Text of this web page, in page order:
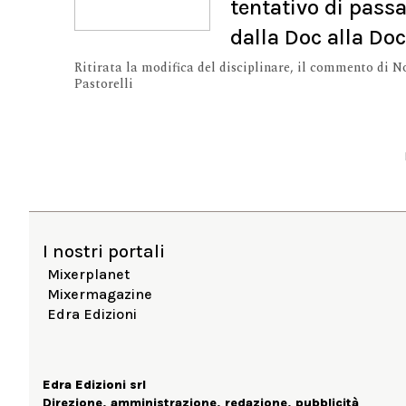
tentativo di
dalla Doc alla
Ritirata la modifica del disciplinare, il commento di
Pastorelli
I nostri portali
Mixerplanet
Mixermagazine
Edra Edizioni
Edra Edizioni srl
Direzione, amministrazione, redazione, pubblicità